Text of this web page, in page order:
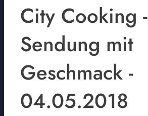
City Cooking
Sendung mit
Geschmack -
04.05.2018